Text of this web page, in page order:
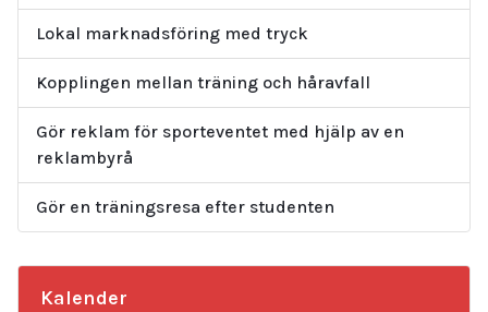
Lokal marknadsföring med tryck
Kopplingen mellan träning och håravfall
Gör reklam för sporteventet med hjälp av en
reklambyrå
Gör en träningsresa efter studenten
Kalender